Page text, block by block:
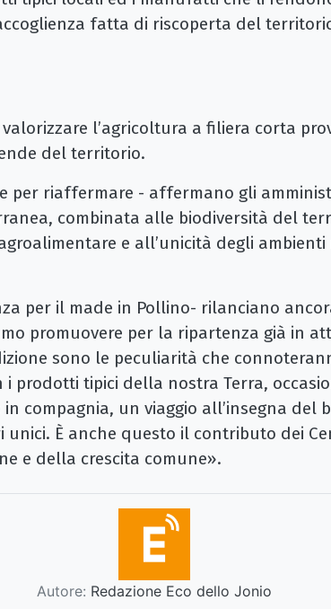
fatta di riscoperta del
l’agricoltura a filiera corta
del territorio.
per riaffermare - affermano gli
combinata alle biodiversità del
e all’unicità degli
per il made in Pollino- rilanciano
promuovere per la ripartenza già in
sono le peculiarità che
i prodotti tipici della nostra Terra,
in compagnia, un viaggio all’insegna del
unici. È anche questo il contributo dei
e della crescita comune».
Autore: Redazione Eco dello Jonio